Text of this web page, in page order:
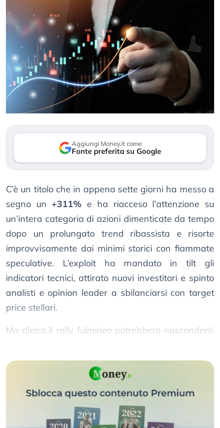
Aggiungi Money.it come
Fonte preferita su Google
C’è un titolo che in appena sette giorni ha messo a
segno un +311%e ha riacceso l’attenzione su
un’intera categoria di azioni dimenticate da tempo
dopo un prolungato trend ribassista e risorte
improvvisamente dai minimi storici con fiammate
speculative. L’exploit ha mandato in tilt gli
indicatori tecnici, attirato nuovi investitori e spinto
analisti e opinion leader a sbilanciarsi con target
price stellari.
Ma dietro il rally fulmineo potrebbero nascondersi